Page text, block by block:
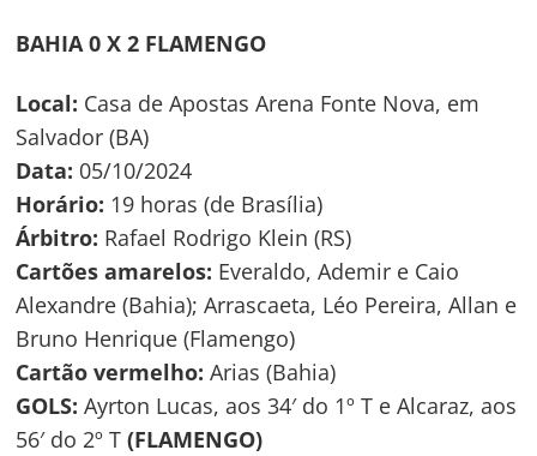
BAHIA 0 X 2 FLAMENGO
Local: Casa de Apostas Arena Fonte Nova, em
Salvador (BA)
Data: 05/10/2024
Horário: 19 horas (de Brasília)
Árbitro: Rafael Rodrigo Klein (RS)
Cartões amarelos: Everaldo, Ademir e Caio
Alexandre (Bahia); Arrascaeta, Léo Pereira, Allan e
Bruno Henrique (Flamengo)
Cartão vermelho: Arias (Bahia)
GOLS: Ayrton Lucas, aos 34′ do 1º T e Alcaraz, aos
56′ do 2º T (FLAMENGO)